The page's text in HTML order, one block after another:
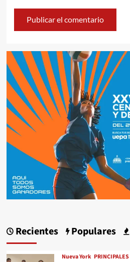
Recientes Populares
Nueva York PRINCIPALES